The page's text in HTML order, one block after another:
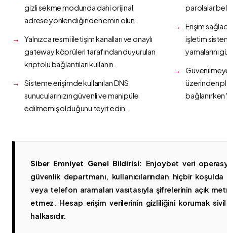
gizli sekme modunda dahi orijinal
adrese yönlendiğinden emin olun.
Yalnızca resmi iletişim kanalları ve onaylı
gateway köprüleri tarafından duyurulan
kriptolu bağlantıları kullanın.
Sisteme erişimde kullanılan DNS
sunucularınızın güvenli ve manipüle
edilmemiş olduğunu teyit edin.
parolalar
Erişim
işletim
yamalarını
üzerinden
bağlanırken
Siber Emniyet Genel Bildirisi:
Enjoybet veri
güvenlik departmanı, kullanıcılarından hiçbir
veya telefon aramaları vasıtasıyla şifrelerinin açık
etmez. Hesap erişim verilerinin gizliliğini korumak
halkasıdır.